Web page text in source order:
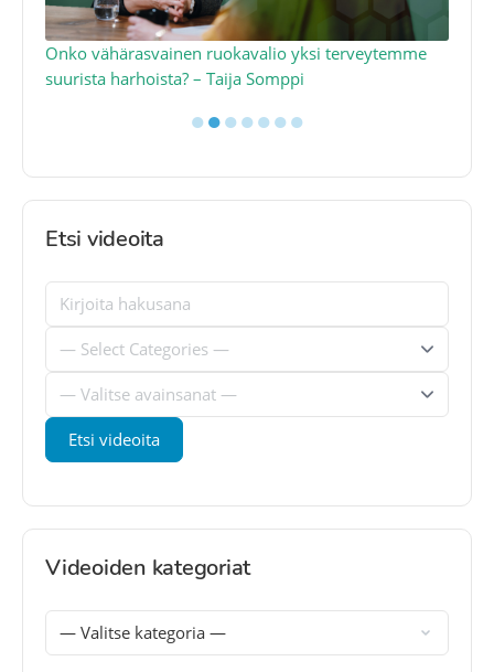
Onko vähärasvainen ruokavalio yksi terveytemme
suurista harhoista? – Taija Somppi
●●●●●●●
Etsi videoita
Videoiden kategoriat